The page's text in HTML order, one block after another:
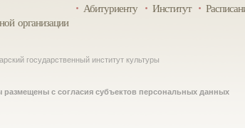
организации
Абитуриенту Институт
государственный институт культуры
размещены с согласия субъектов персональных данных